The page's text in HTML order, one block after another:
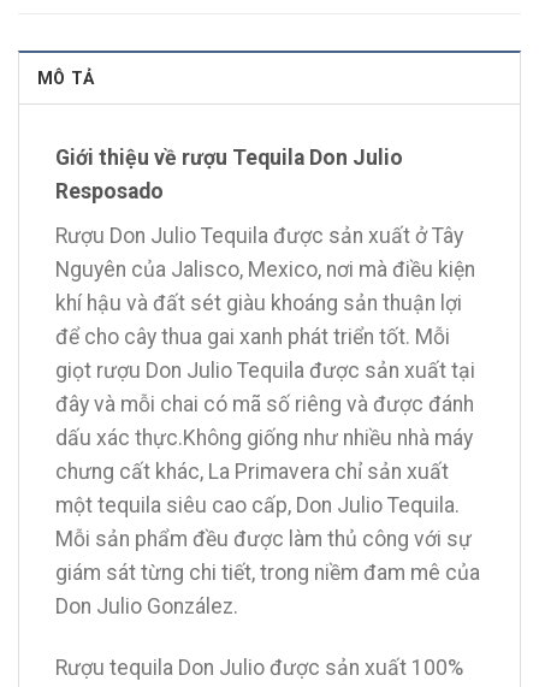
MÔ TẢ
Giới thiệu về rượu Tequila Don Julio
Resposado
Rượu Don Julio Tequila được sản xuất ở Tây
Nguyên của Jalisco, Mexico, nơi mà điều kiện
khí hậu và đất sét giàu khoáng sản thuận lợi
để cho cây thua gai xanh phát triển tốt. Mỗi
giọt rượu Don Julio Tequila được sản xuất tại
đây và mỗi chai có mã số riêng và được đánh
dấu xác thực.Không giống như nhiều nhà máy
chưng cất khác, La Primavera chỉ sản xuất
một tequila siêu cao cấp, Don Julio Tequila.
Mỗi sản phẩm đều được làm thủ công với sự
giám sát từng chi tiết, trong niềm đam mê của
Don Julio González.
Rượu tequila Don Julio được sản xuất 100%